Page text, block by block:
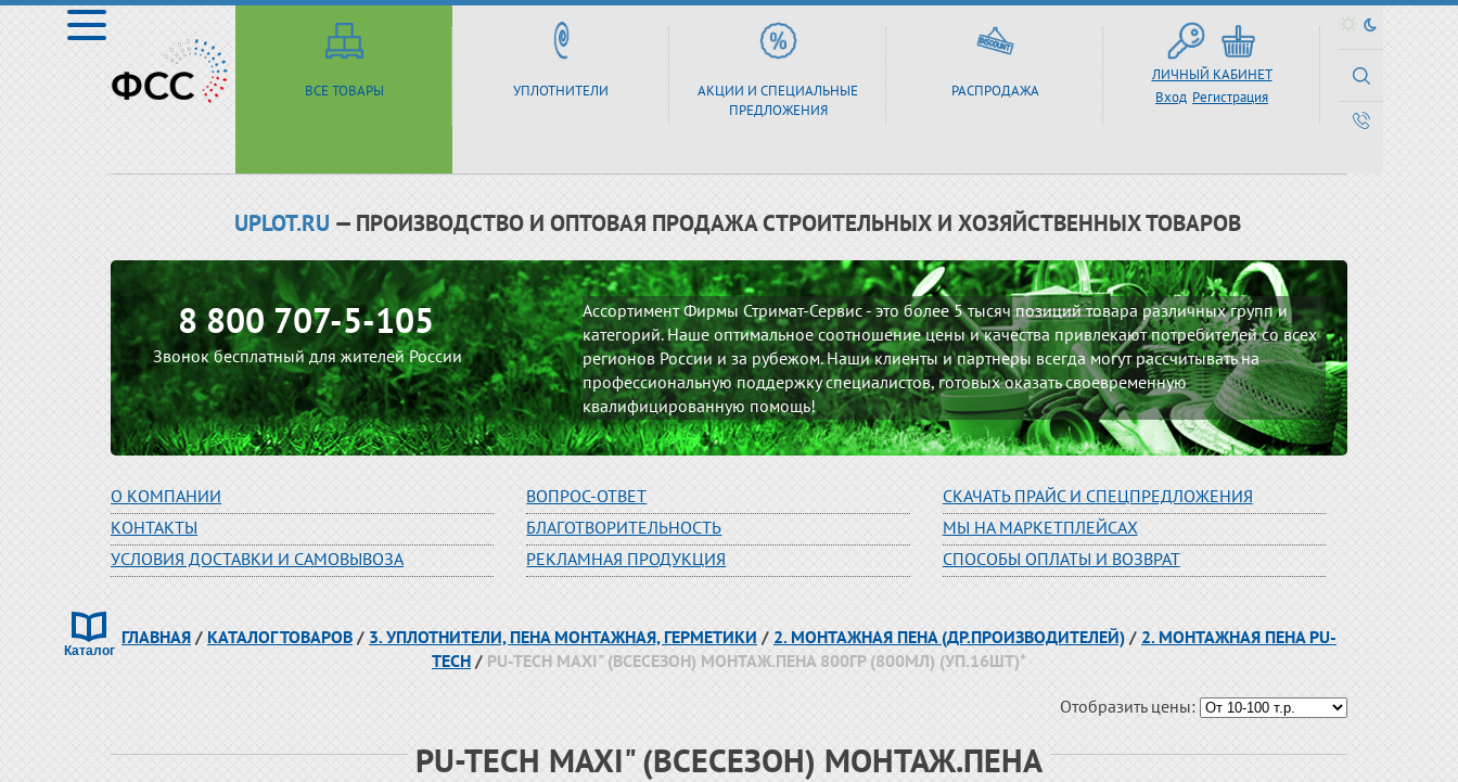
ВСЕ ТОВАРЫ УПЛОТНИТЕЛИ
АКЦИИ И СПЕЦИАЛЬНЫЕ
ПРЕДЛОЖЕНИЯ
РАСПРОДАЖА
ЛИЧНЫЙ КАБИНЕТ
Вход Регистрация
UPLOT.RU — ПРОИЗВОДСТВО И ОПТОВАЯ ПРОДАЖА СТРОИТЕЛЬНЫХ И ХОЗЯЙСТВЕННЫХ ТОВАРОВ
8 800 707-5-105
Звонок бесплатный для жителей России
Ассортимент Фирмы Стримат-Сервис - это более 5 тысяч позиций товара различных групп и
категорий. Наше оптимальное соотношение цены и качества привлекают потребителей со всех
регионов России и за рубежом. Наши клиенты и партнеры всегда могут рассчитывать на
профессиональную поддержку специалистов, готовых оказать своевременную
квалифицированную помощь!
О КОМПАНИИ
КОНТАКТЫ
УСЛОВИЯ ДОСТАВКИ И САМОВЫВОЗА
ВОПРОС-ОТВЕТ
БЛАГОТВОРИТЕЛЬНОСТЬ
РЕКЛАМНАЯ ПРОДУКЦИЯ
СКАЧАТЬ ПРАЙС И СПЕЦПРЕДЛОЖЕНИЯ
МЫ НА МАРКЕТПЛЕЙСАХ
СПОСОБЫ ОПЛАТЫ И ВОЗВРАТ
ГЛАВНАЯ / КАТАЛОГ ТОВАРОВ / 3. УПЛОТНИТЕЛИ, ПЕНА МОНТАЖНАЯ, ГЕРМЕТИКИ / 2. МОНТАЖНАЯ ПЕНА (ДР.ПРОИЗВОДИТЕЛЕЙ) / 2. МОНТАЖНАЯ ПЕНА РU-
TECH / РU-TECH MAXI" (ВСЕСЕЗОН) МОНТАЖ.ПЕНА 800ГР (800МЛ) (УП.16ШТ)*
Отобразить цены:
РU-TECH MAXI" (ВСЕСЕЗОН) МОНТАЖ.ПЕНА